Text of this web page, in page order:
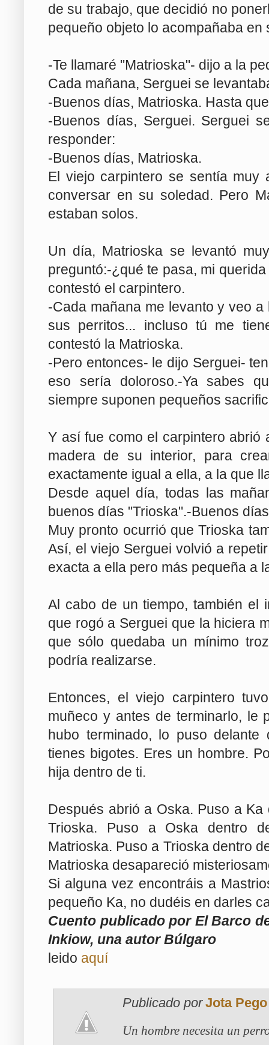
de su trabajo, que decidió no
pequeño objeto lo acompañaba en
-Te llamaré "Matrioska"- dijo a la
Cada mañana, Serguei se
-Buenos días, Matrioska. Hasta
-Buenos días, Serguei. Serguei
responder:
-Buenos días, Matrioska.
El viejo carpintero se sentía muy
conversar en su soledad. Pero
estaban solos.
Un día, Matrioska se levantó
preguntó:-¿qué te pasa, mi
contestó el carpintero.
-Cada mañana me levanto y veo
sus perritos... incluso tú me
contestó la Matrioska.
-Pero entonces- le dijo Serguei-
eso sería doloroso.-Ya sabes
siempre suponen pequeños
Y así fue como el carpintero abrió
madera de su interior, para
exactamente igual a ella, a la que
Desde aquel día, todas las
buenos días "Trioska".-Buenos
Muy pronto ocurrió que Trioska
Así, el viejo Serguei volvió a
exacta a ella pero más pequeña a
Al cabo de un tiempo, también el
que rogó a Serguei que la hiciera
que sólo quedaba un mínimo
podría realizarse.
Entonces, el viejo carpintero
muñeco y antes de terminarlo, le
hubo terminado, lo puso
tienes bigotes. Eres un hombre.
hija dentro de ti.
Después abrió a Oska. Puso a
Trioska. Puso a Oska dentro
Matrioska. Puso a Trioska dentro
Matrioska desapareció
Si alguna vez encontráis a
pequeño Ka, no dudéis en darles
Cuento publicado por El Barco
Inkiow, una autor Búlgaro
leido aquí
Publicado por Jota Pego
Un hombre necesita un